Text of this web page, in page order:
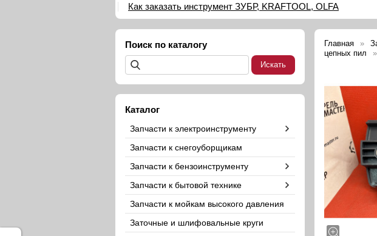
Как заказать инструмент ЗУБР, KRAFTOOL, OLFA
Поиск по каталогу
Каталог
Запчасти к электроинструменту
Запчасти к снегоуборщикам
Запчасти к бензоинструменту
Запчасти к бытовой технике
Запчасти к мойкам высокого давления
Заточные и шлифовальные круги
Главная
цепных пил